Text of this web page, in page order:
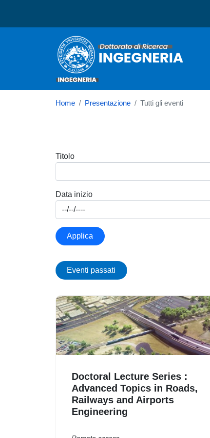
Home Presentazione Tutti gli eventi
Titolo
Data inizio
Applica
Eventi passati
Immagine
Doctoral Lecture Series :
Advanced Topics in Roads,
Railways and Airports
Engineering